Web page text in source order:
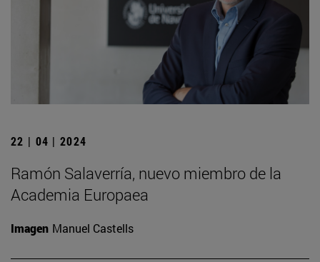
22 | 04 | 2024
Ramón Salaverría, nuevo miembro de la
Academia Europaea
Imagen Manuel Castells